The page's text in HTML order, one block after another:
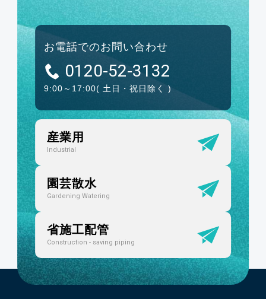
お電話でのお問い合わせ
0120-52-3132
9:00～17:00( 土日・祝日除く )
産業用
Industrial
園芸散水
Gardening Watering
省施工配管
Construction - saving piping